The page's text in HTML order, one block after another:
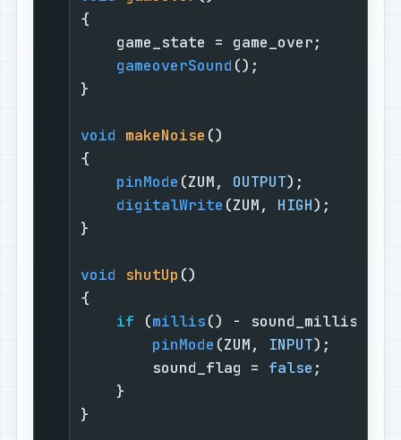
{
    game_state = game_over;
gameoverSound ();
}
void makeNoise ()
{
pinMode (ZUM, OUTPUT);
digitalWrite (ZUM, HIGH);
}
void shutUp ()
{
if (millis() - sound_millis >
pinMode (ZUM, INPUT);
        sound_flag =
false ;
    }
}